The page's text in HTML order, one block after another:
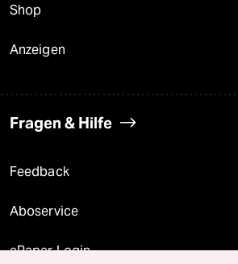
Shop
Anzeigen
Fragen & Hilfe
Feedback
Aboservice
ePaper Login